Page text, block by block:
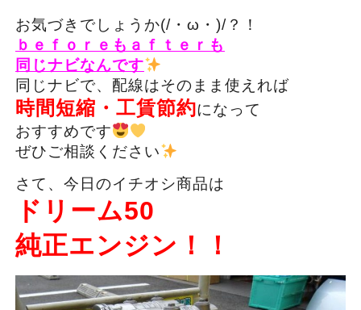
お気づきでしょうか(/・ω・)/？！
ｂｅｆｏｒｅもａｆｔｅｒも
同じナビなんです
同じナビで、配線はそのまま使えれば
時間短縮・工賃節約になって
おすすめです
ぜひご相談ください
さて、今日のイチオシ商品は
ドリーム50
純正エンジン！！